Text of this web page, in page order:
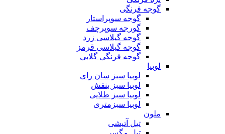
گوجه فرنگی
گوجه سوپراستار
گورجه سوپرچف
گوجه گیلاسی زرد
گوجه گیلاسی قرمز
گوجه فرنگی گلابی
لوبیا
لوبیا سبز سان رای
لوبیا سبز بنفش
لوبیا سبز طلایی
لوبیا سبزمتری
ملون
تیل آتیشی